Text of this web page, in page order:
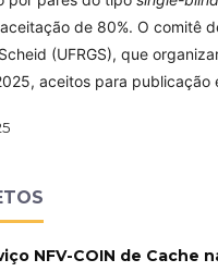
de 80%. O comitê
(UFRGS), que
aceitos para
NFV-COIN de Cache